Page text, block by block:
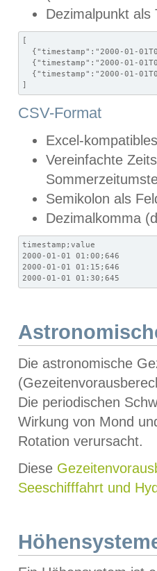
Dezimalpunkt als
[
{"timestamp":"2000-01-
{"timestamp":"2000-01-
{"timestamp":"2000-01-
]
CSV-Format
Excel-
Vereinfachte
Semikolon als
Dezimalkomma
timestamp;value
2000-01-01 01:00;646
2000-01-01 01:15;646
2000-01-01 01:30;645
Die astronomische
Die periodischen
Wirkung von Mond
Rotation verursacht.
Diese
Seeschifffahrt und